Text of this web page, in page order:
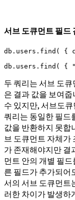
서브 도큐먼트 필드
db.users.find( {
db.users.find( {
두 쿼리는 서브 도
은 결과 값을 보여
수 있지만, 서브도
쿼리는 동일한 필드
값을 반환하지 못합
브 도큐먼트 자체가
가 존재해야지만 결
먼트 안의 개별 필
른 필드가 추가되어
서의 서브 도큐먼트
러한 차이가 발생하